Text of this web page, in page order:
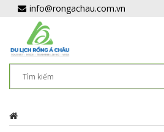
info@rongachau.com.vn